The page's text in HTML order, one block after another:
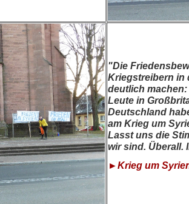
"Die
Kriegstreibern in
deutlich
Leute in
Deutschland
am Krieg um
Lasst uns die
wir sind. Überall.
►Krieg um